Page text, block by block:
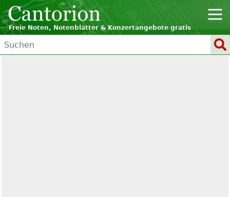
Freie Noten, Notenblätter & Konzertangebote gratis